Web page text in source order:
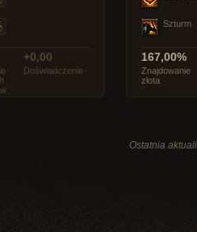
+0,00
Doświadczenie
Szturm
167,00%
Znajdowanie
złota
Ostatnia